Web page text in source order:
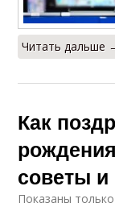
Читать дальше
Как
советы и
Показаны